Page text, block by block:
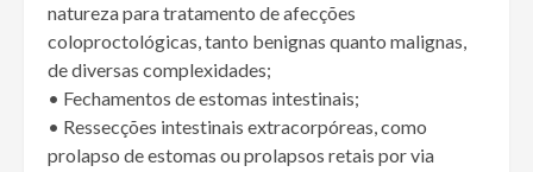
natureza para tratamento de afecções
coloproctológicas, tanto benignas quanto malignas,
de diversas complexidades;
• Fechamentos de estomas intestinais;
• Ressecções intestinais extracorpóreas, como
prolapso de estomas ou prolapsos retais por via